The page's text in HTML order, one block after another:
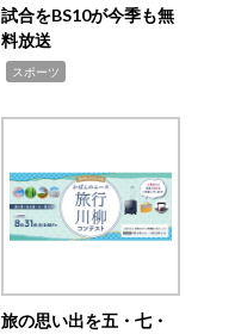
試合をBS10が今季も無
料放送
スポーツ
旅の思い出を五・七・